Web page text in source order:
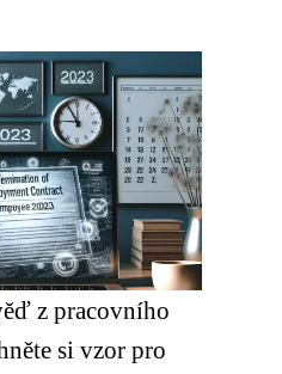
z pracovního
si vzor pro